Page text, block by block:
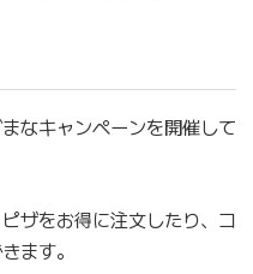
なキャンペーンを開催して
ザをお得に注文したり、コ
ます。